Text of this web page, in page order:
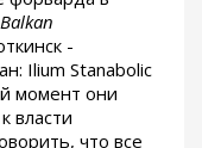
-
Ilium Stanabolic
момент они
власти
что все